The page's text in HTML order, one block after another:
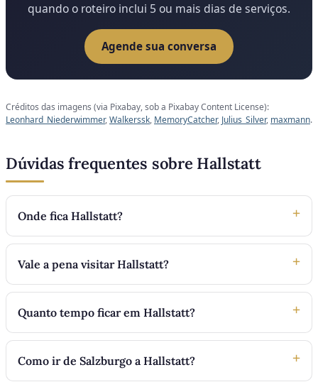
quando o roteiro inclui 5 ou mais dias de serviços.
Agende sua conversa
Créditos das imagens (via Pixabay, sob a Pixabay Content License):
Leonhard_Niederwimmer,Walkerssk, MemoryCatcher, Julius_Silver, maxmann.
Dúvidas frequentes sobre Hallstatt
Onde fica Hallstatt?
Vale a pena visitar Hallstatt?
Quanto tempo ficar em Hallstatt?
Como ir de Salzburgo a Hallstatt?